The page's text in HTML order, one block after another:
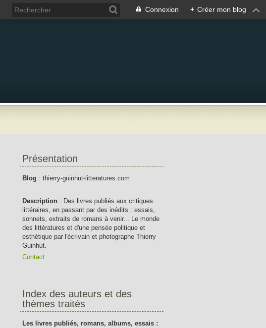
Connexion + Créer mon blog
Présentation
Blog : thierry-guinhut-litteratures.com
Description : Des livres publiés aux critiques
littéraires, en passant par des inédits : essais,
sonnets, extraits de romans à venir... Le monde
des littératures et d'une pensée politique et
esthétique par l'écrivain et photographe Thierry
Guinhut.
Contact
Index des auteurs et des
thèmes traités
Les livres publiés, romans, albums, essais :